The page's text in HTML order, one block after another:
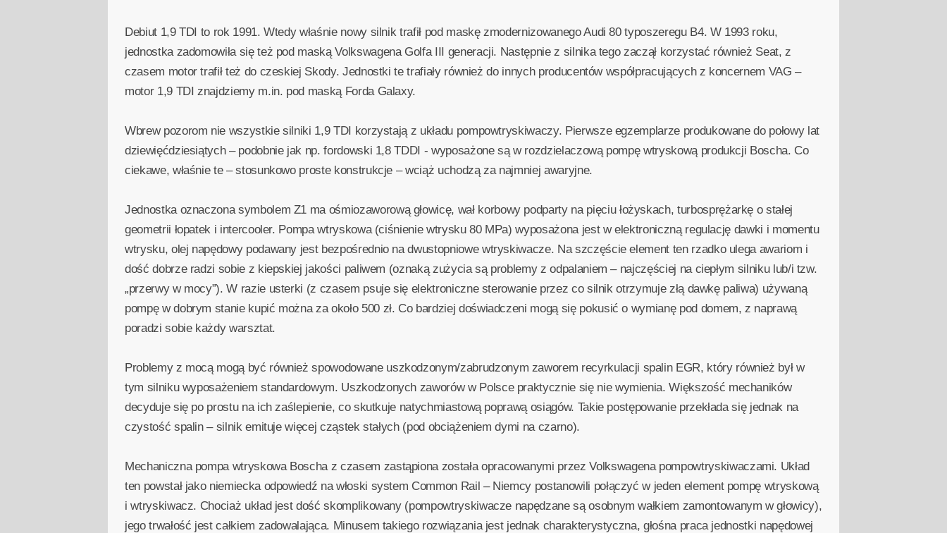
Debiut 1,9 TDI to rok 1991. Wtedy właśnie nowy silnik trafił pod maskę zmodernizowanego Audi 80 typoszeregu B4. W 1993 roku,
jednostka zadomowiła się też pod maską Volkswagena Golfa III generacji. Następnie z silnika tego zaczął korzystać również Seat, z
czasem motor trafił też do czeskiej Skody. Jednostki te trafiały również do innych producentów współpracujących z koncernem VAG –
motor 1,9 TDI znajdziemy m.in. pod maską Forda Galaxy.
Wbrew pozorom nie wszystkie silniki 1,9 TDI korzystają z układu pompowtryskiwaczy. Pierwsze egzemplarze produkowane do połowy lat
dziewięćdziesiątych – podobnie jak np. fordowski 1,8 TDDI - wyposażone są w rozdzielaczową pompę wtryskową produkcji Boscha. Co
ciekawe, właśnie te – stosunkowo proste konstrukcje – wciąż uchodzą za najmniej awaryjne.
Jednostka oznaczona symbolem Z1 ma ośmiozaworową głowicę, wał korbowy podparty na pięciu łożyskach, turbosprężarkę o stałej
geometrii łopatek i intercooler. Pompa wtryskowa (ciśnienie wtrysku 80 MPa) wyposażona jest w elektroniczną regulację dawki i momentu
wtrysku, olej napędowy podawany jest bezpośrednio na dwustopniowe wtryskiwacze. Na szczęście element ten rzadko ulega awariom i
dość dobrze radzi sobie z kiepskiej jakości paliwem (oznaką zużycia są problemy z odpalaniem – najczęściej na ciepłym silniku lub/i tzw.
„przerwy w mocy”). W razie usterki (z czasem psuje się elektroniczne sterowanie przez co silnik otrzymuje złą dawkę paliwa) używaną
pompę w dobrym stanie kupić można za około 500 zł. Co bardziej doświadczeni mogą się pokusić o wymianę pod domem, z naprawą
poradzi sobie każdy warsztat.
Problemy z mocą mogą być również spowodowane uszkodzonym/zabrudzonym zaworem recyrkulacji spalin EGR, który również był w
tym silniku wyposażeniem standardowym. Uszkodzonych zaworów w Polsce praktycznie się nie wymienia. Większość mechaników
decyduje się po prostu na ich zaślepienie, co skutkuje natychmiastową poprawą osiągów. Takie postępowanie przekłada się jednak na
czystość spalin – silnik emituje więcej cząstek stałych (pod obciążeniem dymi na czarno).
Mechaniczna pompa wtryskowa Boscha z czasem zastąpiona została opracowanymi przez Volkswagena pompowtryskiwaczami. Układ
ten powstał jako niemiecka odpowiedź na włoski system Common Rail – Niemcy postanowili połączyć w jeden element pompę wtryskową
i wtryskiwacz. Chociaż układ jest dość skomplikowany (pompowtryskiwacze napędzane są osobnym wałkiem zamontowanym w głowicy),
jego trwałość jest całkiem zadowalająca. Minusem takiego rozwiązania jest jednak charakterystyczna, głośna praca jednostki napędowej